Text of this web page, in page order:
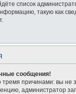
список
такую как
сообщения!
причинами: вы не
администратор